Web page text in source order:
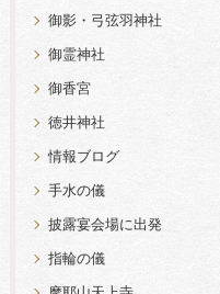
御影・弓弦羽神社
御霊神社
御香宮
徳井神社
情報ブログ
手水の儀
披露宴会場に出発
指輪の儀